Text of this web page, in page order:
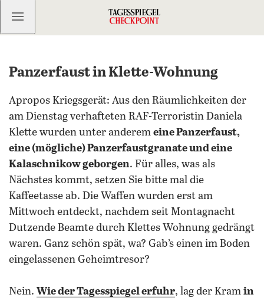
Kostenlos anmelden
Panzerfaust in Klette-Wohnung
Apropos Kriegsgerät: Aus den Räumlichkeiten der
am Dienstag verhafteten RAF-Terroristin Daniela
Klette wurden unter anderem eine Panzerfaust,
eine (mögliche) Panzerfaustgranate und eine
Kalaschnikow geborgen. Für alles, was als
Nächstes kommt, setzen Sie bitte mal die
Kaffeetasse ab. Die Waffen wurden erst am
Mittwoch entdeckt, nachdem seit Montagnacht
Dutzende Beamte durch Klettes Wohnung gedrängt
waren. Ganz schön spät, wa? Gab’s einen im Boden
eingelassenen Geheimtresor?
Nein. Wie der Tagesspiegel erfuhr, lag der Kram in